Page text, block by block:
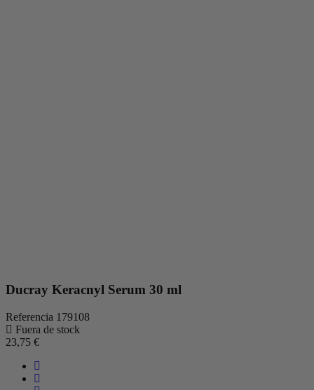
Ducray Keracnyl Serum 30 ml
Referencia 179108
Fuera de stock
23,75 €